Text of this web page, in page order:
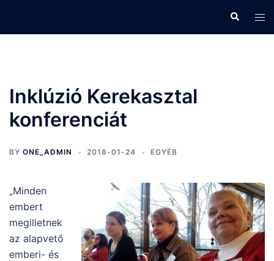
Search
Inklúzió Kerekasztal
konferenciát
BY ONE_ADMIN 2018-01-24 EGYÉB
„Minden
embert
megilletnek
az alapvető
emberi- és